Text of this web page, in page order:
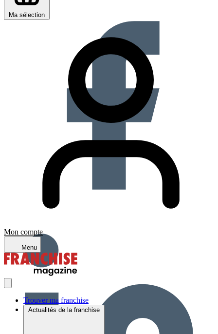
Ma sélection
Mon compte
Menu
Trouver ma franchise
Actualités de la franchise